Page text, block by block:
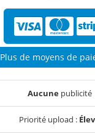
Plus de moyens de
Aucunepublicité
Priorité upload :